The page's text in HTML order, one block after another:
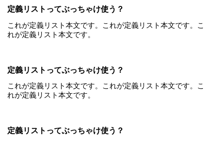
定義リストってぶっちゃけ使う？
これが定義リスト本文です。これが定義リスト本文です。こ
れが定義リスト本文です。
定義リストってぶっちゃけ使う？
これが定義リスト本文です。これが定義リスト本文です。こ
れが定義リスト本文です。
定義リストってぶっちゃけ使う？